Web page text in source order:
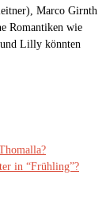
Marco Girnth
Romantiken wie
Lilly könnten
in “Frühling”?